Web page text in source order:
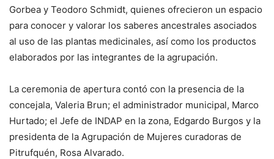
Gorbea y Teodoro Schmidt, quienes ofrecieron un espacio
para conocer y valorar los saberes ancestrales asociados
al uso de las plantas medicinales, así como los productos
elaborados por las integrantes de la agrupación.
La ceremonia de apertura contó con la presencia de la
concejala, Valeria Brun; el administrador municipal, Marco
Hurtado; el Jefe de INDAP en la zona, Edgardo Burgos y la
presidenta de la Agrupación de Mujeres curadoras de
Pitrufquén, Rosa Alvarado.